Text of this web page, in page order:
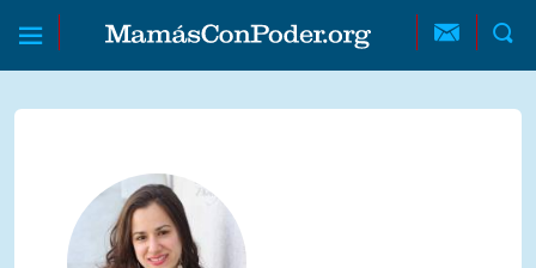
Skip to main content
Skip to main content
MamásConPoder